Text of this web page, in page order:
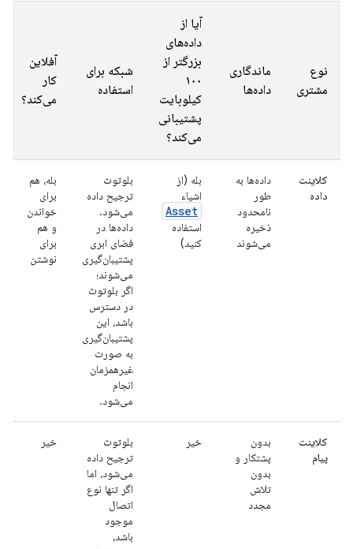
نوع
مشتری
ماندگاری
داده‌ها
آیا از
داده‌های
بزرگتر از
۱۰۰
کیلوبایت
پشتیبانی
می‌کند؟
شبکه برای
استفاده
آفلاین
کار
می‌کند؟
کلاینت
داده
داده‌ها به
طور
نامحدود
ذخیره
می‌شوند
بله (از
اشیاء
Asset
استفاده
کنید)
بلوتوث
ترجیح داده
می‌شود.
داده‌ها در
فضای ابری
پشتیبان‌گیری
می‌شوند؛
اگر بلوتوث
در دسترس
باشد، این
پشتیبان‌گیری
به صورت
غیرهمزمان
انجام
می‌شود.
بله، هم
برای
خواندن
و هم
برای
نوشتن
کلاینت
پیام
بدون
پشتکار و
بدون
تلاش
مجدد
خیر
بلوتوث
ترجیح داده
می‌شود، اما
اگر تنها نوع
اتصال
موجود
باشد،
خیر